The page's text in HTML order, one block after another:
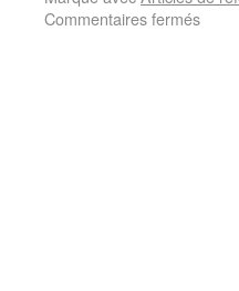
Commentaires fermés